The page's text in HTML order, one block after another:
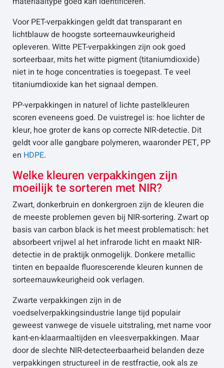
Voor PET-verpakkingen geldt dat transparant en
lichtblauw de hoogste sorteernauwkeurigheid
opleveren. Witte PET-verpakkingen zijn ook goed
sorteerbaar, mits het witte pigment (titaniumdioxide)
niet in te hoge concentraties is toegepast. Te veel
titaniumdioxide kan het signaal dempen.
PP-verpakkingen in naturel of lichte pastelkleuren
scoren eveneens goed. De vuistregel is: hoe lichter de
kleur, hoe groter de kans op correcte NIR-detectie. Dit
geldt voor alle gangbare polymeren, waaronder PET, PP
en HDPE.
Welke kleuren verpakkingen zijn
moeilijk te sorteren met NIR?
Zwart, donkerbruin en donkergroen zijn de kleuren die
de meeste problemen geven bij NIR-sortering. Zwart op
basis van carbon black is het meest problematisch: het
absorbeert vrijwel al het infrarode licht en maakt NIR-
detectie in de praktijk onmogelijk. Donkere metallic
tinten en bepaalde fluorescerende kleuren kunnen de
sorteernauwkeurigheid ook verlagen.
Zwarte verpakkingen zijn in de
voedselverpakkingsindustrie lange tijd populair
geweest vanwege de visuele uitstraling, met name voor
kant-en-klaarmaaltijden en vleesverpakkingen. Maar
door de slechte NIR-detecteerbaarheid belanden deze
verpakkingen structureel in de restfractie, ook als ze